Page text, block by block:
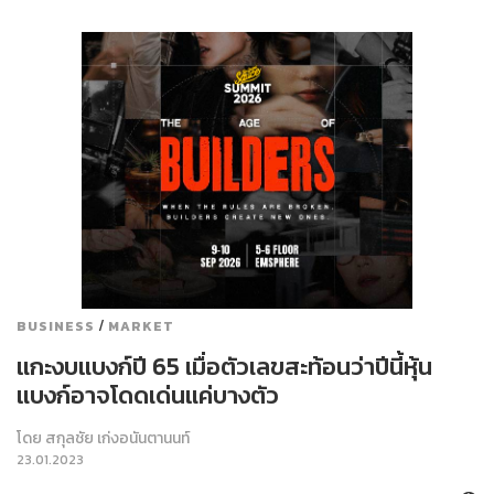
BUSINESS / MARKET
แกะงบแบงก์ปี 65 เมื่อตัวเลขสะท้อนว่าปีนี้หุ้น
แบงก์อาจโดดเด่นแค่บางตัว
โดย สกุลชัย เก่งอนันตานนท์
23.01.2023